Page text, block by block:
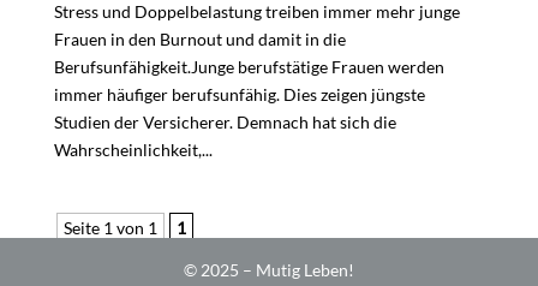
Stress und Doppelbelastung treiben immer mehr junge
Frauen in den Burnout und damit in die
Berufsunfähigkeit.Junge berufstätige Frauen werden
immer häufiger berufsunfähig. Dies zeigen jüngste
Studien der Versicherer. Demnach hat sich die
Wahrscheinlichkeit,...
Seite 1 von 1 1
© 2025 – Mutig Leben!